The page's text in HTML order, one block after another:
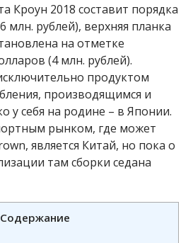
Кроун 2018 составит порядка
млн. рублей), верхняя планка
на отметке
(4 млн. рублей).
продуктом
производящимся и
у себя на родине – в Японии.
рынком, где может
является Китай, но пока о
там сборки седана
Содержание